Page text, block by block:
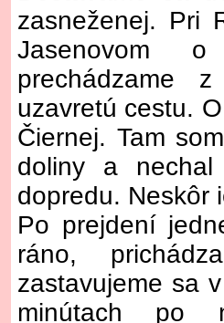
zasneženej. Pri
Jasenovom
prechádzame
uzavretú cestu.
Čiernej. Tam
doliny a
dopredu. Neskôr
Po prejdení
ráno,
zastavujeme sa
minútach po